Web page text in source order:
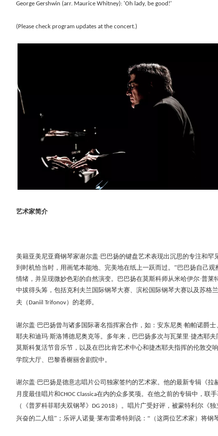
George Gershwin (arr. Maurice Whitney): 'Oh lady, be good!'
(Please check program updates at the concert.)
艺术家简介
美籍亚美尼亚裔钢琴家谢尔盖·巴巴扬的键盘艺术表现出沉思的专注和
到时机恰当时，用画笔本能地、完美地在纸上一跃而过。”巴巴扬自己
情绪，并呈现微妙色彩的自然演变。巴巴扬在莫斯科师从米哈伊尔·普
中拔得头筹，包括克利夫兰国际钢琴大赛、滨松国际钢琴大赛以及苏
夫（Daniil Trifonov）的老师。
谢尔盖·巴巴扬曾与诸多国际著名指挥家合作，如：安东尼奥·帕帕诺爵
耶夫和迪玛·斯洛博德尼奥克等。多年来，巴巴扬多次与瓦莱里·捷杰耶
莫斯科复活节音乐节，以及在巴比肯艺术中心和捷杰耶夫指挥的伦敦
学院大厅、巴黎香榭丽舍剧院中。
谢尔盖·巴巴扬是德意志唱片公司独家签约的艺术家。他的最新专辑《拉
月度最佳唱片和CHOC Classica在内的众多奖项。在他之前的专辑中，联
（《普罗科菲耶夫双钢琴》 DG 2018 ）。唱片广受好评，被蒙特利尔《
兴奋的二人组”；乐评人诺曼·莱布雷希特则说：“（这两位艺术家）将